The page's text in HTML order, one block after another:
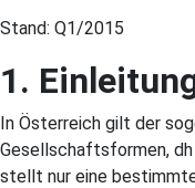
Stand: Q1/2015
1.
In Österreich gilt der
Gesellschaftsformen,
stellt nur eine